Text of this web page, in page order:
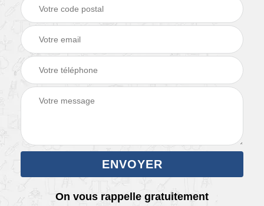
On vous rappelle gratuitement